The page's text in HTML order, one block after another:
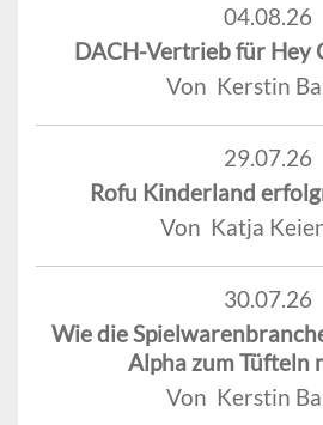
04.08.26
DACH-Vertrieb für Hey
Von Kerstin
29.07.26
Rofu Kinderland
Von Katja
30.07.26
Wie die
Alpha zum Tüfteln
Von Kerstin